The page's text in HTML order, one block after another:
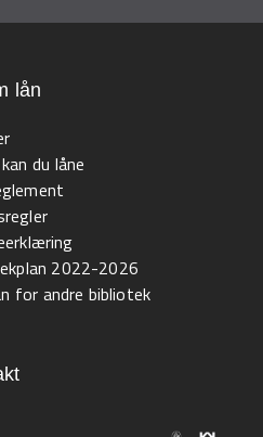
lån
du låne
2022-2026
for andre bibliotek